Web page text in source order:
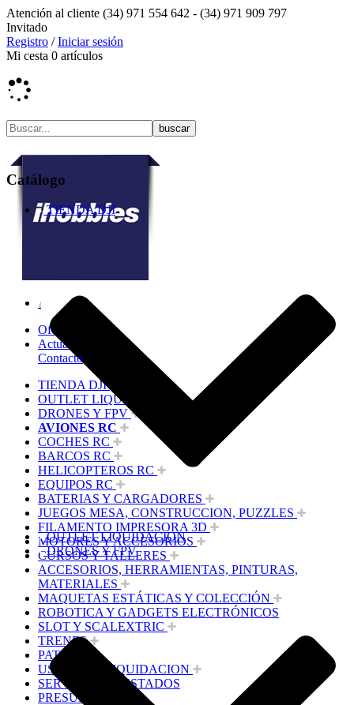
Atención al cliente (34) 971 554 642 - (34) 971 909 797
Invitado
Registro /Iniciar sesión
Mi cesta 0 artículos
Ofertas
Actualidad
Contacto
TIENDA DJI
OUTLET LIQUIDACION
DRONES Y FPV
AVIONES RC
COCHES RC
BARCOS RC
HELICOPTEROS RC
EQUIPOS RC
BATERIAS Y CARGADORES
JUEGOS MESA, CONSTRUCCION, PUZZLES
FILAMENTO IMPRESORA 3D
MOTORES Y ACCESORIOS
CURSOS Y TALLERES
ACCESORIOS, HERRAMIENTAS, PINTURAS,
MATERIALES
MAQUETAS ESTÁTICAS Y COLECCIÓN
ROBOTICA Y GADGETS ELECTRÓNICOS
SLOT Y SCALEXTRIC
TRENES
PATINES
USADOS Y LIQUIDACION
SERVICIOS PRESTADOS
PRESUPUESTOS
Catálogo
TIENDA DJI
OUTLET LIQUIDACION
DRONES Y FPV